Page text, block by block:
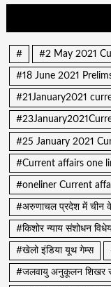
# #2 May 2021
#18 June 2021
#21January2021
#25 January 2021
#Current affairs one
#oneliner Current
#अरुणाचल प्रदेश में चीन
#किशोर न्याय संशोधन
#खेलो इंडिया यूथ गेम्स
#जलवायु अनुकूलन शिखर